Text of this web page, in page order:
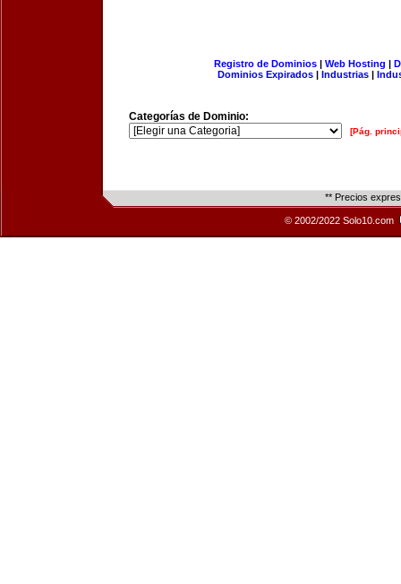
Registro de Dominios| Web Hosting |
Dominios Expirados | Industrias |
Categorías de Dominio:
[Pág.
** Precios
© 2002/2022 Solo10.com